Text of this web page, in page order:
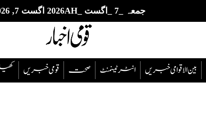
جمعہ _7 _اگست _2026AH اگست 7, 2026
قومی خبریں صحت انٹرٹینمنٹ بین الاقوامی خبریں